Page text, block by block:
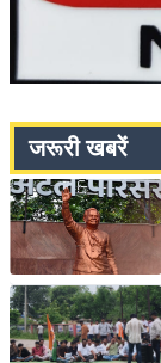
जरूरी खबरें